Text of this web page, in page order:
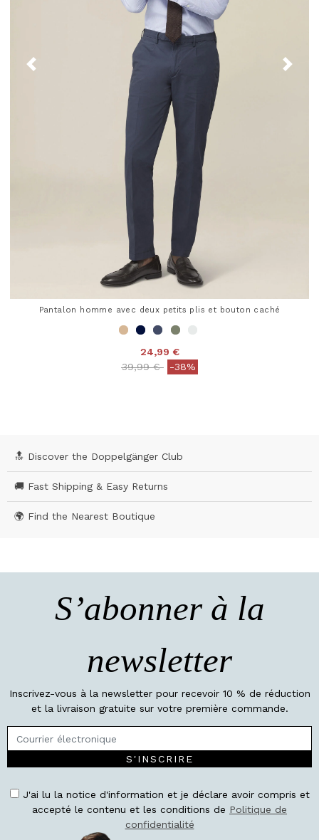
Pantalon homme avec deux petits plis et bouton caché
24,99 €
Price reduced from
39,99 €to-38%
🔝 Discover the Doppelgänger Club
🚚 Fast Shipping & Easy Returns
🌍 Find the Nearest Boutique
S’abonner à la
newsletter
Inscrivez-vous à la newsletter pour recevoir 10 % de réduction
et la livraison gratuite sur votre première commande.
S'INSCRIRE
J'ai lu la notice d'information et je déclare avoir compris et
accepté le contenu et les conditions de Politique de
confidentialité